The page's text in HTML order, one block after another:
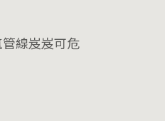
線岌岌可危